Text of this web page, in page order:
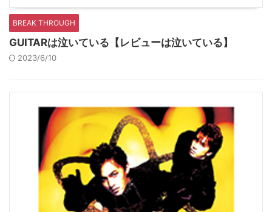
BREAK THROUGH
GUITARは泣いている【レビューは泣いている】
2023/6/10